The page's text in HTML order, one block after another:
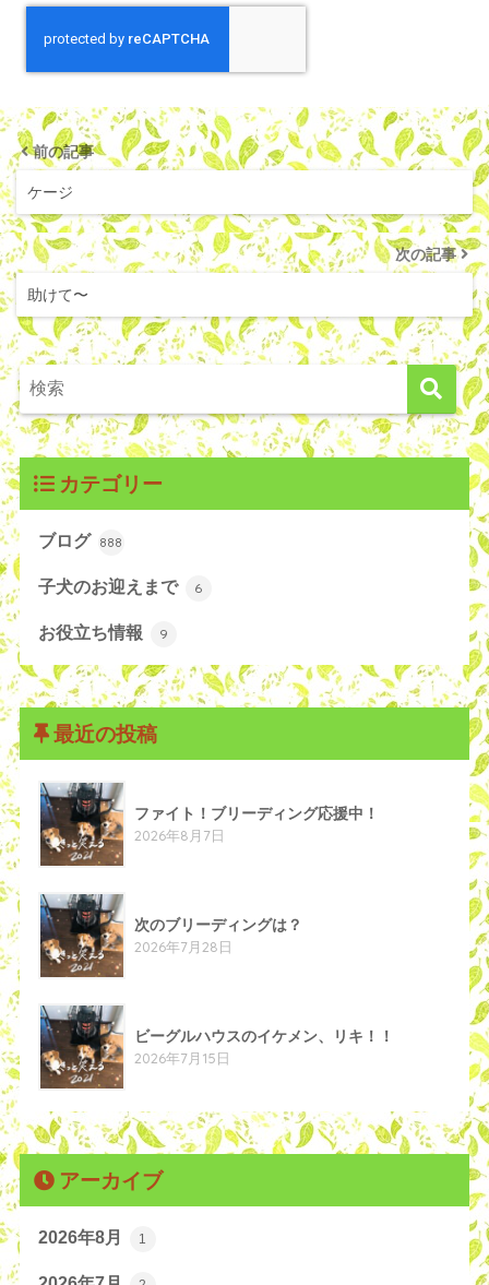
前の記事
ケージ
次の記事
助けて〜
カテゴリー
ブログ 888
子犬のお迎えまで 6
お役立ち情報 9
最近の投稿
ファイト！ブリーディング応援中！
2026年8月7日
次のブリーディングは？
2026年7月28日
ビーグルハウスのイケメン、リキ！！
2026年7月15日
アーカイブ
2026年8月 1